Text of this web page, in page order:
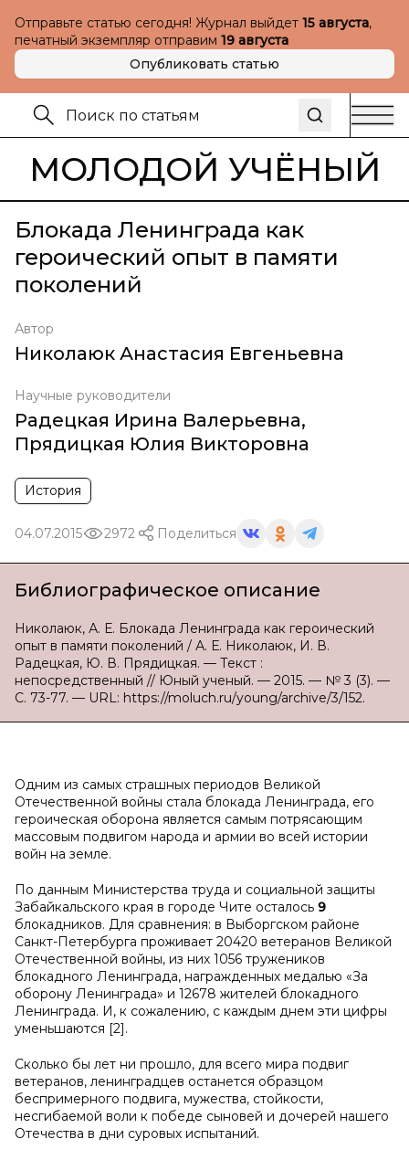
Отправьте статью сегодня! Журнал выйдет 15 августа,
печатный экземпляр отправим 19 августа
Опубликовать статью
МОЛОДОЙ УЧЁНЫЙ
Блокада Ленинграда как
героический опыт в памяти
поколений
Автор
Николаюк Анастасия Евгеньевна
Научные руководители
Радецкая Ирина Валерьевна,
Прядицкая Юлия Викторовна
История
04.07.2015 2972 Поделиться
Библиографическое описание
Николаюк, А. Е. Блокада Ленинграда как героический
опыт в памяти поколений / А. Е. Николаюк, И. В.
Радецкая, Ю. В. Прядицкая. — Текст :
непосредственный // Юный ученый. — 2015. — № 3 (3). —
С. 73-77. — URL: https://moluch.ru/young/archive/3/152.
Одним из самых страшных периодов Великой
Отечественной войны стала блокада Ленинграда, его
героическая оборона является самым потрясающим
массовым подвигом народа и армии во всей истории
войн на земле.
По данным Министерства труда и социальной защиты
Забайкальского края в городе Чите осталось 9
блокадников. Для сравнения: в Выборгском районе
Санкт-Петербурга проживает 20420 ветеранов Великой
Отечественной войны, из них 1056 тружеников
блокадного Ленинграда, награжденных медалью «За
оборону Ленинграда» и 12678 жителей блокадного
Ленинграда. И, к сожалению, с каждым днем эти цифры
уменьшаются [2].
Сколько бы лет ни прошло, для всего мира подвиг
ветеранов, ленинградцев останется образцом
беспримерного подвига, мужества, стойкости,
несгибаемой воли к победе сыновей и дочерей нашего
Отечества в дни суровых испытаний.